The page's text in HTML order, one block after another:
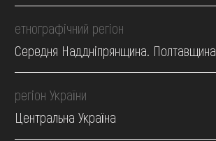
етнографічний регіон
Середня Наддніпрянщина. Полтавщина
регіон України
Центральна Україна